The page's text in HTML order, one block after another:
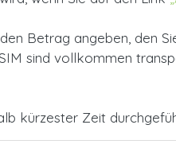
Betrag angeben, den
sind vollkommen
kürzester Zeit